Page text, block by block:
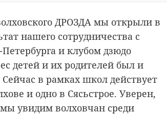
ДРОЗДА мы открыли в
нашего сотрудничества с
и клубом дзюдо
детей и их родителей был и
в рамках школ действует
и одно в Сясьстрое. Уверен,
увидим волховчан среди